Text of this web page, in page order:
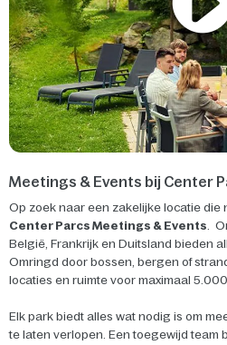
Meetings & Events bij Center
Op zoek naar een zakelijke locatie die
Center Parcs Meetings & Events.
België, Frankrijk en Duitsland bieden
Omringd door bossen, bergen of
locaties en ruimte voor maximaal
Elk park biedt alles wat nodig is om
te laten verlopen. Een toegewijd team